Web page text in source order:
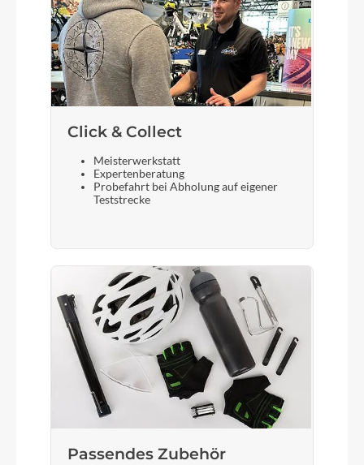
Click & Collect
Meisterwerkstatt
Expertenberatung
Probefahrt bei Abholung auf eigener
Teststrecke
Passendes Zubehör